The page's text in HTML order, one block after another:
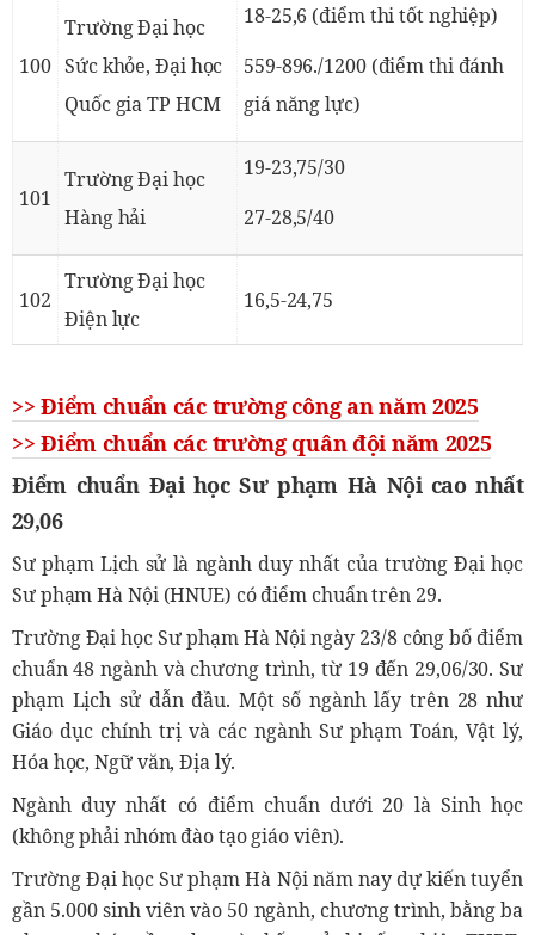
100
Trường Đại học
Sức khỏe, Đại học
Quốc gia TP HCM
18-25,6 (điểm thi tốt nghiệp)
559-896./1200 (điểm thi đánh
giá năng lực)
101
Trường Đại học
Hàng hải
19-23,75/30
27-28,5/40
102
Trường Đại học
Điện lực
16,5-24,75
>> Điểm chuẩn các trường công an năm 2025
>> Điểm chuẩn các trường quân đội năm 2025
Điểm chuẩn Đại học Sư phạm Hà Nội cao nhất
29,06
Sư phạm Lịch sử là ngành duy nhất của trường Đại học
Sư phạm Hà Nội (HNUE) có điểm chuẩn trên 29.
Trường Đại học Sư phạm Hà Nội ngày 23/8 công bố điểm
chuẩn 48 ngành và chương trình, từ 19 đến 29,06/30. Sư
phạm Lịch sử dẫn đầu. Một số ngành lấy trên 28 như
Giáo dục chính trị và các ngành Sư phạm Toán, Vật lý,
Hóa học, Ngữ văn, Địa lý.
Ngành duy nhất có điểm chuẩn dưới 20 là Sinh học
(không phải nhóm đào tạo giáo viên).
Trường Đại học Sư phạm Hà Nội năm nay dự kiến tuyển
gần 5.000 sinh viên vào 50 ngành, chương trình, bằng ba